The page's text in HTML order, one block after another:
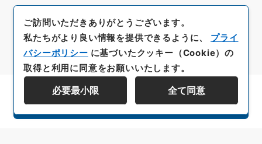
資料群階層を表示する
ご訪問いただきありがとうございます。
私たちがより良い情報を提供できるように、 プライ
バシーポリシー に基づいたクッキー（Cookie）の
取得と利用に同意をお願いいたします。
必要最小限 全て同意